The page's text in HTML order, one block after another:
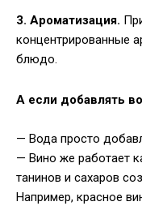
3. Ароматизация.
концентрированные
блюдо.
А если добавлять
— Вода просто
— Вино же работает
танинов и сахаров
Например, красное